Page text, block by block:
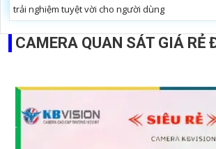
trải nghiệm tuyệt vời cho người dùng
CAMERA QUAN SÁT GIÁ RẺ